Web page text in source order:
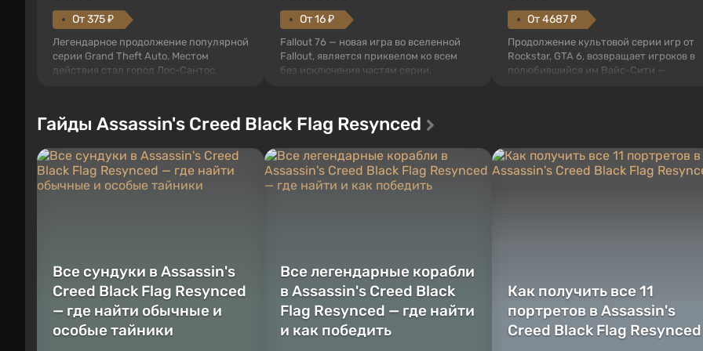
От 375 ₽
Легендарное продолжение популярной
серии Grand Theft Auto. Местом
действия стал город Лос-Сантос,
Майкла, Тревора и Франклина, между
любое время. Жанр и...
От 16 ₽
Fallout 76 — новая игра во вселенной
Fallout, является приквелом ко всем
без исключения частям серии.
должно открыться первым после того,
Место действия Fallout...
От 4687 ₽
Продолжение культовой серии игр от
Rockstar, GTA 6, возвращает игроков в
полюбившийся им Вайс-Сити —
преступников, попавшая в серьезные
неприятности. И...
Гайды Assassin's Creed Black Flag Resynced
Все сундуки в Assassin's
Creed Black Flag Resynced
— где найти обычные и
особые тайники
Все легендарные корабли
в Assassin's Creed Black
Flag Resynced — где найти
и как победить
Как получить все 11
портретов в Assassin's
Creed Black Flag Resynced